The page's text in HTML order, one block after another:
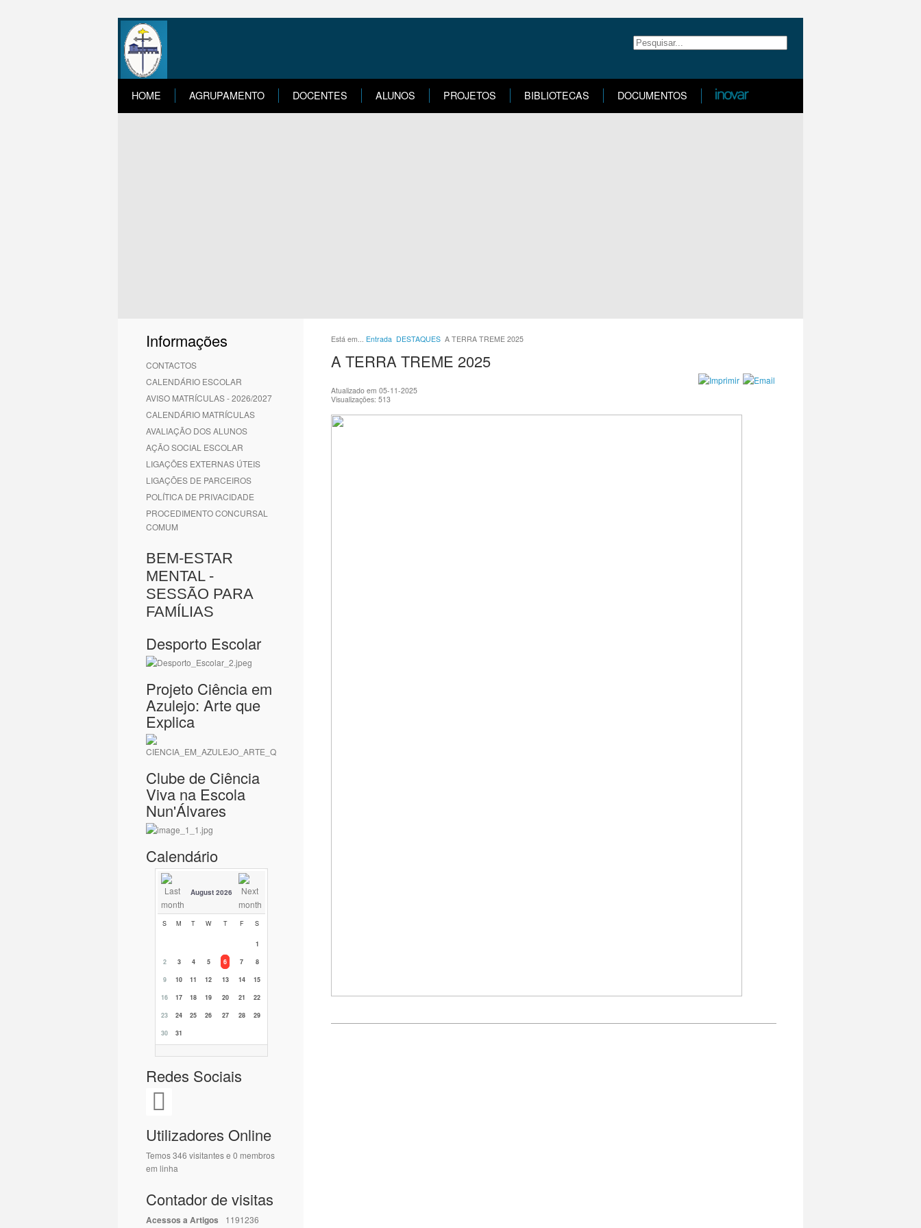
HOME AGRUPAMENTO DOCENTES ALUNOS PROJETOS BIBLIOTECAS DOCUMENTOS
Informações
CONTACTOS
CALENDÁRIO ESCOLAR
AVISO MATRÍCULAS - 2026/2027
CALENDÁRIO MATRÍCULAS
AVALIAÇÃO DOS ALUNOS
AÇÃO SOCIAL ESCOLAR
LIGAÇÕES EXTERNAS ÚTEIS
LIGAÇÕES DE PARCEIROS
POLÍTICA DE PRIVACIDADE
PROCEDIMENTO CONCURSAL
COMUM
BEM-ESTAR
MENTAL -
SESSÃO PARA
FAMÍLIAS
Desporto Escolar
Projeto Ciência em
Azulejo: Arte que
Explica
Clube de Ciência
Viva na Escola
Nun'Álvares
Calendário
August 2026
S M T W T F S
1
2
3 4 5 6 7
8
9
10 11 12 13 14
15
16
17 18 19 20 21
22
23
24 25 26 27 28
29
30
31
Redes Sociais
Utilizadores Online
Temos 346 visitantes e 0 membros
em linha
Contador de visitas
Acessos a Artigos 1191236
Está em... Entrada DESTAQUES A TERRA TREME 2025
A TERRA TREME 2025
Atualizado em 05-11-2025
Visualizações: 513